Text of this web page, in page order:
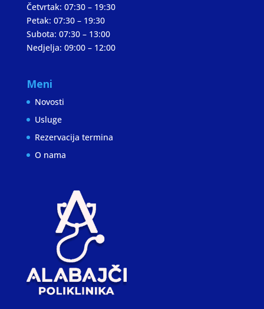
Četvrtak: 07:30 – 19:30
Petak: 07:30 – 19:30
Subota: 07:30 – 13:00
Nedjelja: 09:00 – 12:00
Meni
Novosti
Usluge
Rezervacija termina
O nama